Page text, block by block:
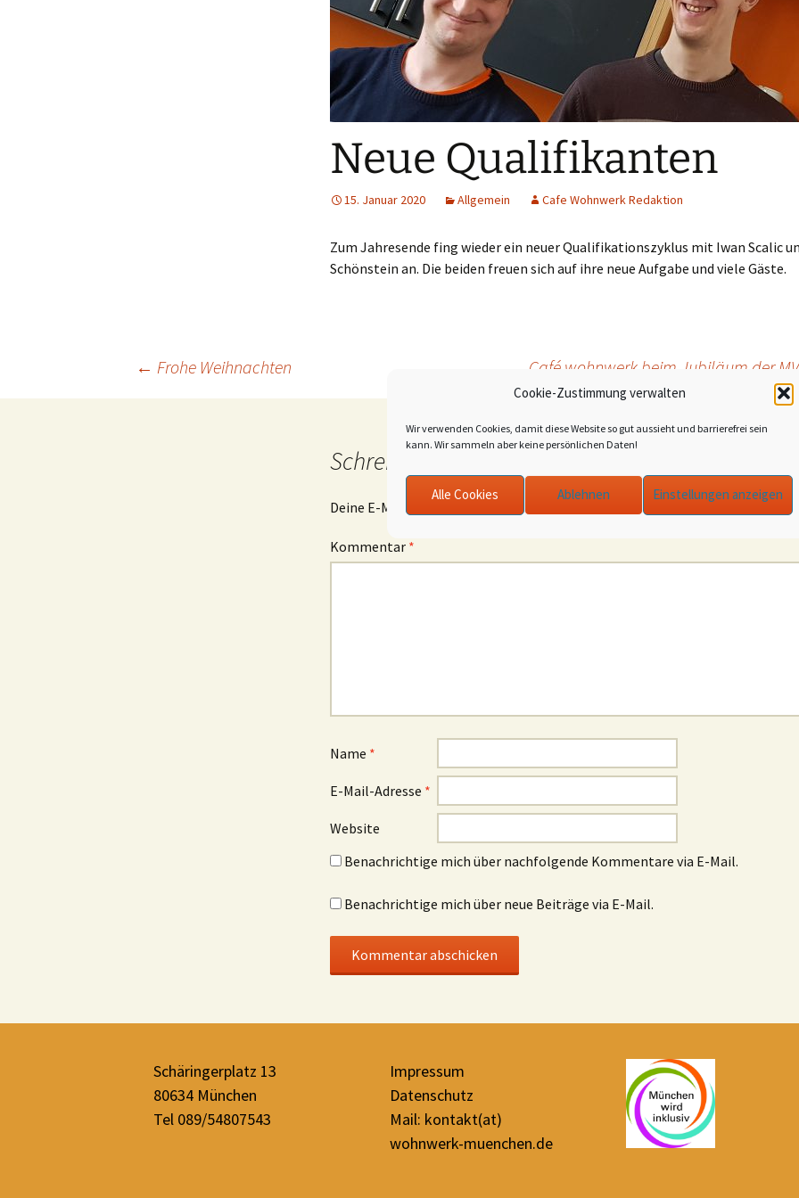
Cookie-Zustimmung verwalten
Wir verwenden Cookies, damit diese Website so gut aussieht und barrierefrei sein
kann. Wir sammeln aber keine persönlichen Daten!
Alle Cookies Ablehnen Einstellungen anzeigen
Neue Qualifikanten
15. Januar 2020 Allgemein Cafe Wohnwerk Redaktion
Zum Jahresende fing wieder ein neuer Qualifikationszyklus mit Iwan Scalic
Schönstein an. Die beiden freuen sich auf ihre neue Aufgabe und viele Gäste.
Beitragsnavigation
← Frohe Weihnachten Café wohnwerk beim Jubiläum der
Schreibe einen Kommentar
Deine E-Mail-Adresse wird nicht veröffentlicht. Erforderliche Felder sind mit
Kommentar *
Name *
E-Mail-Adresse *
Website
Benachrichtige mich über nachfolgende Kommentare via E-Mail.
Benachrichtige mich über neue Beiträge via E-Mail.
Schäringerplatz 13
80634 München
Tel 089/54807543
Impressum
Datenschutz
Mail: kontakt(at)
wohnwerk-muenchen.de